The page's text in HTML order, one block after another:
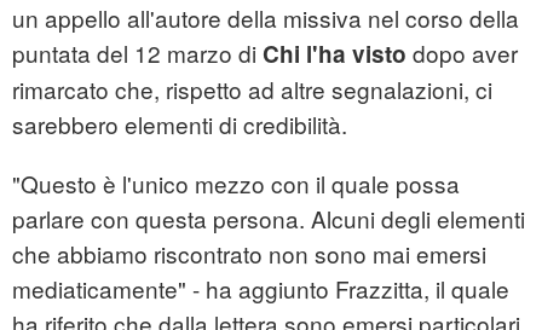
un appello all'autore della missiva nel corso della
puntata del 12 marzo di Chi l'ha visto dopo aver
rimarcato che, rispetto ad altre segnalazioni, ci
sarebbero elementi di credibilità.
"Questo è l'unico mezzo con il quale possa
parlare con questa persona. Alcuni degli elementi
che abbiamo riscontrato non sono mai emersi
mediaticamente" - ha aggiunto Frazzitta, il quale